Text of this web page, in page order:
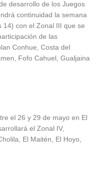
desarrollo de los Juegos
continuidad la semana
14) con el Zonal III que se
de las
Conhue, Costa del
Fofo Cahuel, Gualjaina
el 26 y 29 de mayo en El
el Zonal IV,
El Maitén, El Hoyo,